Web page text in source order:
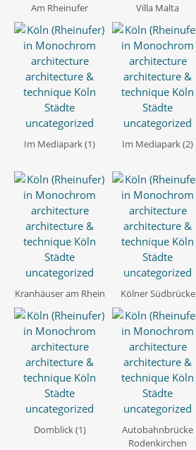
Am Rheinufer Villa Malta
Im Mediapark (1) Im Mediapark (2)
Kranhäuser am Rhein Kölner Südbrücke
Domblick (1)
Autobahnbrücke
Rodenkirchen